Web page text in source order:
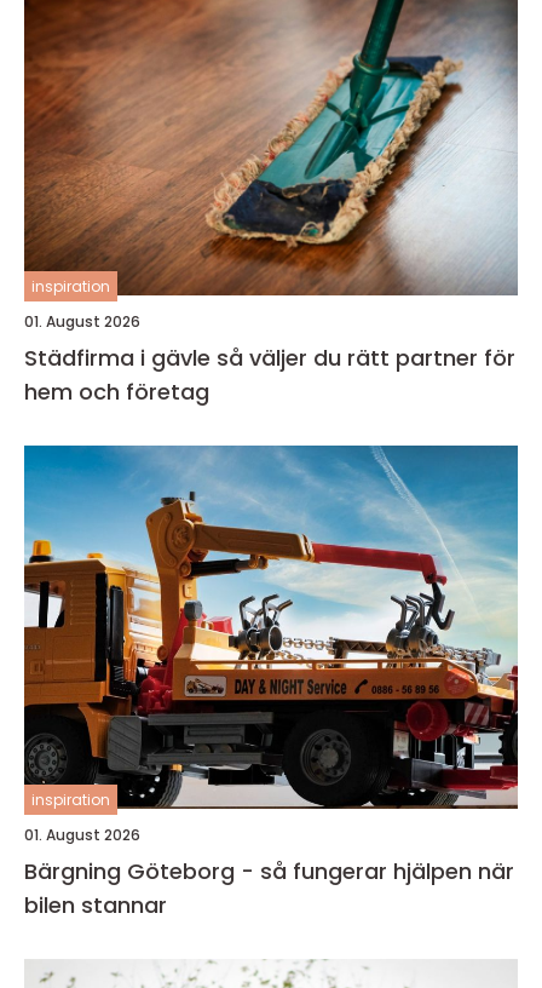
inspiration
01. August 2026
Städfirma i gävle så väljer du rätt partner för
hem och företag
inspiration
01. August 2026
Bärgning Göteborg - så fungerar hjälpen när
bilen stannar